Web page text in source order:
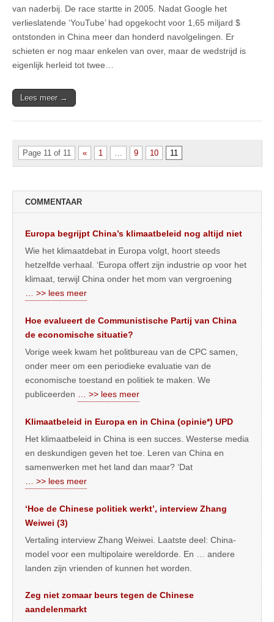
van naderbij. De race startte in 2005. Nadat Google het
verlieslatende ‘YouTube’ had opgekocht voor 1,65 miljard $
ontstonden in China meer dan honderd navolgelingen. Er
schieten er nog maar enkelen van over, maar de wedstrijd is
eigenlijk herleid tot twee…
Lees meer →
Page 11 of 11 « 1 9 10 11
COMMENTAAR
Europa begrijpt China’s klimaatbeleid nog altijd niet
Wie het klimaatdebat in Europa volgt, hoort steeds
hetzelfde verhaal. ‘Europa offert zijn industrie op voor het
klimaat, terwijl China onder het mom van vergroening
… >> lees meer
Hoe evalueert de Communistische Partij van China
de economische situatie?
Vorige week kwam het politbureau van de CPC samen,
onder meer om een periodieke evaluatie van de
economische toestand en politiek te maken. We
publiceerden
… >> lees meer
Klimaatbeleid in Europa en in China (opinie*) UPD
Het klimaatbeleid in China is een succes. Westerse media
en deskundigen geven het toe. Leren van China en
samenwerken met het land dan maar? ‘Dat
… >> lees meer
‘Hoe de Chinese politiek werkt’, interview Zhang
Weiwei (3)
Vertaling interview Zhang Weiwei. Laatste deel: China-
model voor een multipolaire wereldorde. En … andere
landen zijn vrienden of kunnen het worden.
Zeg niet zomaar beurs tegen de Chinese
aandelenmarkt